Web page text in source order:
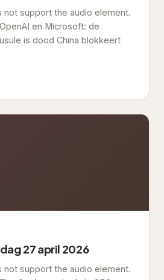
not support the audio element.
en Microsoft: de
is dood China blokkeert
27 april 2026
not support the audio element.